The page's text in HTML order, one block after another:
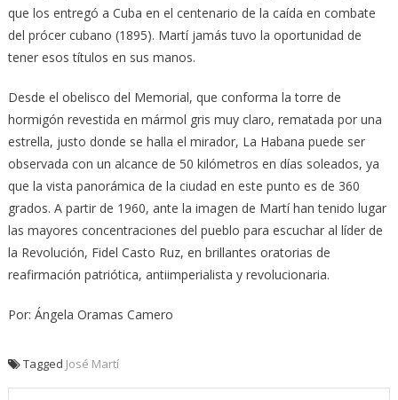
que los entregó a Cuba en el centenario de la caída en combate
del prócer cubano (1895). Martí jamás tuvo la oportunidad de
tener esos títulos en sus manos.
Desde el obelisco del Memorial, que conforma la torre de
hormigón revestida en mármol gris muy claro, rematada por una
estrella, justo donde se halla el mirador, La Habana puede ser
observada con un alcance de 50 kilómetros en días soleados, ya
que la vista panorámica de la ciudad en este punto es de 360
grados. A partir de 1960, ante la imagen de Martí han tenido lugar
las mayores concentraciones del pueblo para escuchar al líder de
la Revolución, Fidel Casto Ruz, en brillantes oratorias de
reafirmación patriótica, antiimperialista y revolucionaria.
Por: Ángela Oramas Camero
Tagged José Martí